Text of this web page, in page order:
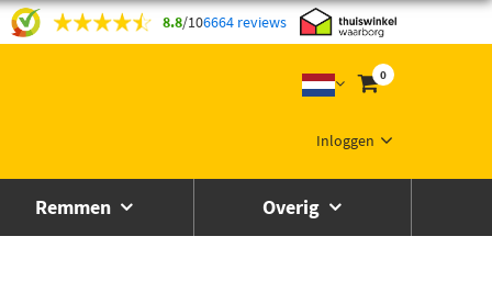
8.8/106664 reviews
0
Inloggen
Remmen Overig